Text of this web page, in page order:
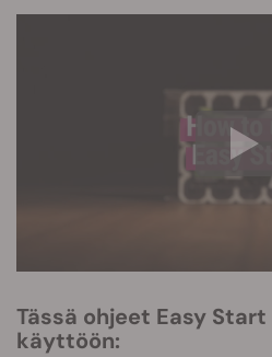
Tässä ohjeet Easy
käyttöön: